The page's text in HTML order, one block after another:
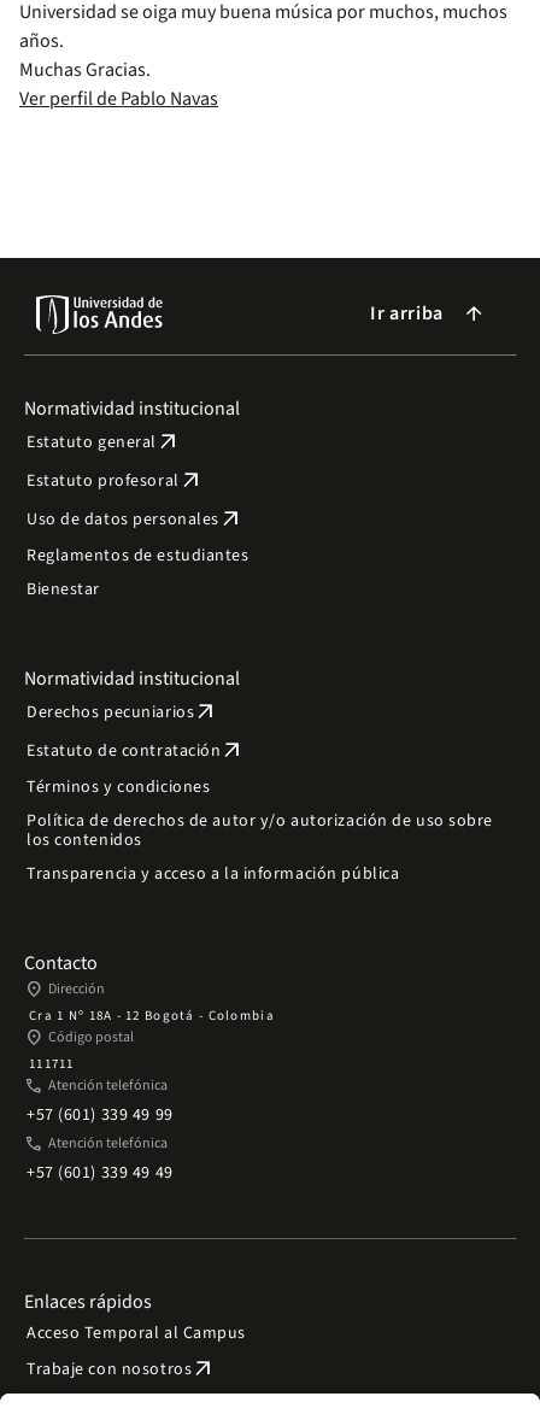
Universidad se oiga muy buena música por muchos, muchos
años.
Muchas Gracias.
Ver perfil de Pablo Navas
Ir arriba arrow_forward
Normatividad institucional
Estatuto general arrow_outward
Estatuto profesoral arrow_outward
Uso de datos personales arrow_outward
Reglamentos de estudiantes
Bienestar
Normatividad institucional
Derechos pecuniariosarrow_outward
Estatuto de contratación arrow_outward
Términos y condiciones
Política de derechos de autor y/o autorización de uso sobre
los contenidos
Transparencia y acceso a la información pública
Contacto
place Dirección
Cra 1 Nº 18A - 12 Bogotá - Colombia
place Código postal
111711
phone Atención telefónica
+57 (601) 339 49 99
phone Atención telefónica
+57 (601) 339 49 49
Enlaces rápidos
Acceso Temporal al Campus
Trabaje con nosotrosarrow_outward